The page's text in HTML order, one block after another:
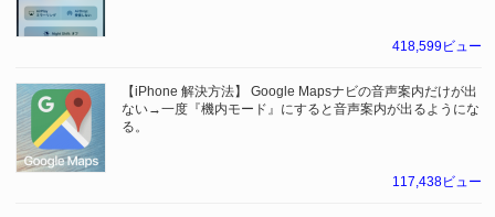
418,599ビュー
【iPhone 解決方法】 Google Mapsナビの音声案内だけが出
ない→一度『機内モード』にすると音声案内が出るようにな
る。
117,438ビュー